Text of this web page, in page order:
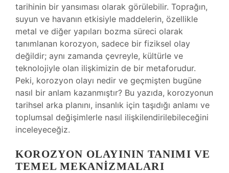
tarihinin bir yansıması olarak görülebilir. Toprağın,
suyun ve havanın etkisiyle maddelerin, özellikle
metal ve diğer yapıları bozma süreci olarak
tanımlanan korozyon, sadece bir fiziksel olay
değildir; aynı zamanda çevreyle, kültürle ve
teknolojiyle olan ilişkimizin de bir metaforudur.
Peki, korozyon olayı nedir ve geçmişten bugüne
nasıl bir anlam kazanmıştır? Bu yazıda, korozyonun
tarihsel arka planını, insanlık için taşıdığı anlamı ve
toplumsal değişimlerle nasıl ilişkilendirilebileceğini
inceleyeceğiz.
KOROZYON OLAYININ TANIMI VE
TEMEL MEKANIZMALARI